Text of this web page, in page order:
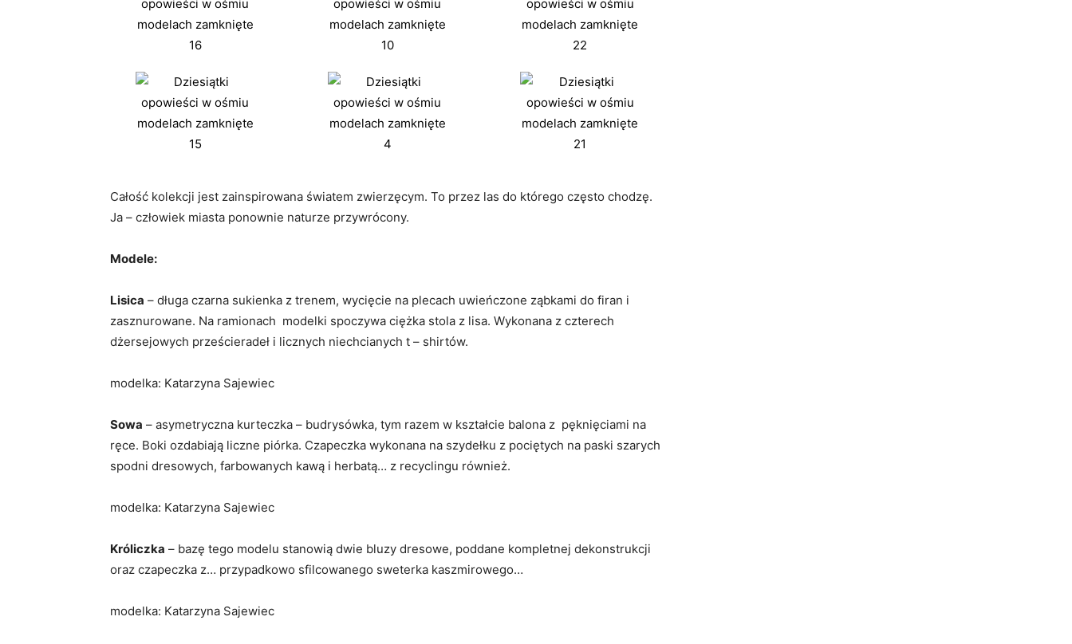
Całość kolekcji jest zainspirowana światem zwierzęcym. To przez las do którego często chodzę.
Ja – człowiek miasta ponownie naturze przywrócony.
Modele:
Lisica – długa czarna sukienka z trenem, wycięcie na plecach uwieńczone ząbkami do firan i
zasznurowane. Na ramionach modelki spoczywa ciężka stola z lisa. Wykonana z czterech
dżersejowych prześcieradeł i licznych niechcianych t – shirtów.
modelka: Katarzyna Sajewiec
Sowa – asymetryczna kurteczka – budrysówka, tym razem w kształcie balona z pęknięciami na
ręce. Boki ozdabiają liczne piórka. Czapeczka wykonana na szydełku z pociętych na paski szarych
spodni dresowych, farbowanych kawą i herbatą… z recyclingu również.
modelka: Katarzyna Sajewiec
Króliczka – bazę tego modelu stanowią dwie bluzy dresowe, poddane kompletnej dekonstrukcji
oraz czapeczka z… przypadkowo sfilcowanego sweterka kaszmirowego…
modelka: Katarzyna Sajewiec